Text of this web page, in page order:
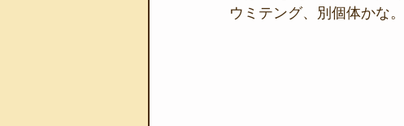
ウミテング、別個体かな。